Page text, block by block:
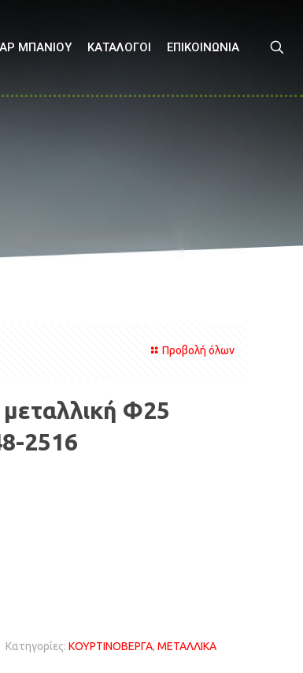
ΜΠΑΝΙΟΥ ΚΑΤΑΛΟΓΟΙ ΕΠΙΚΟΙΝΩΝΙΑ
Προβολή όλων
Φ25
2516
Κατηγορίες: ΚΟΥΡΤΙΝΟΒΕΡΓΑ, ΜΕΤΑΛΛΙΚΑ